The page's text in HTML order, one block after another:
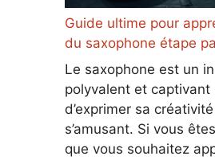
Guide ultime pour
du saxophone étape
Le saxophone est un
polyvalent et captivant
d’exprimer sa
s’amusant. Si vous
que vous souhaitez